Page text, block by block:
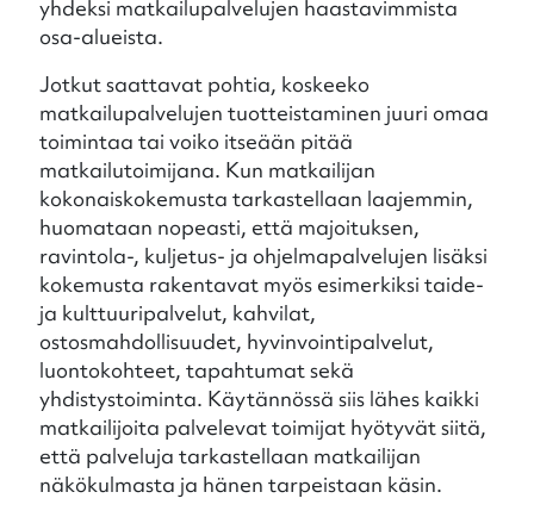
yhdeksi matkailupalvelujen haastavimmista
osa-alueista.
Jotkut saattavat pohtia, koskeeko
matkailupalvelujen tuotteistaminen juuri omaa
toimintaa tai voiko itseään pitää
matkailutoimijana. Kun matkailijan
kokonaiskokemusta tarkastellaan laajemmin,
huomataan nopeasti, että majoituksen,
ravintola-, kuljetus- ja ohjelmapalvelujen lisäksi
kokemusta rakentavat myös esimerkiksi taide-
ja kulttuuripalvelut, kahvilat,
ostosmahdollisuudet, hyvinvointipalvelut,
luontokohteet, tapahtumat sekä
yhdistystoiminta. Käytännössä siis lähes kaikki
matkailijoita palvelevat toimijat hyötyvät siitä,
että palveluja tarkastellaan matkailijan
näkökulmasta ja hänen tarpeistaan käsin.